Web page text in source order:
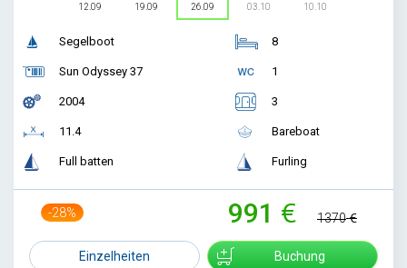
12.09
19.09
26.09
03.10
10.10
Segelboot
Sun Odyssey 37
2004
11.4
Full batten
8
1
3
Bareboat
Furling
-28% 991 1370
Einzelheiten Buchung